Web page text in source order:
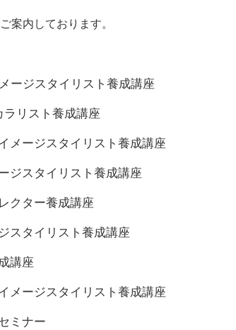
案内しております。
ージスタイリスト養成講座
ラリスト養成講座
メージスタイリスト養成講座
ジスタイリスト養成講座
クター養成講座
スタイリスト養成講座
講座
メージスタイリスト養成講座
ミナー